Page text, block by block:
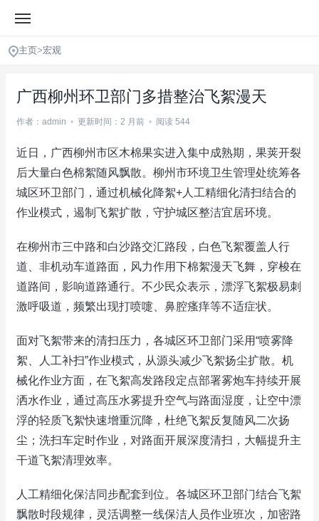
主页>宏观
广西柳州环卫部门多措整治飞絮漫天
作者：admin • 更新时间：2 月前 • 阅读 544
近日，广西柳州市区木棉果实进入集中成熟期，果荚开裂
后大量白色棉絮随风飘散。柳州市环境卫生管理处统筹各
城区环卫部门，通过机械化降絮+人工精细化清扫结合的
作业模式，遏制飞絮扩散，守护城区整洁宜居环境。
在柳州市三中路和白沙路交汇路段，白色飞絮覆盖人行
道、非机动车道路面，风力作用下棉絮漫天飞舞，穿梭在
道路间，影响道路通行。不少民众表示，漂浮飞絮极易刺
激呼吸道，频繁出现打喷嚏、鼻腔瘙痒等不适症状。
面对飞絮带来的清扫压力，各城区环卫部门采用“喷雾降
絮、人工补扫”作业模式，从源头减少飞絮扬尘扩散。机
械化作业方面，在飞絮高发路段定点部署雾炮车持续开展
洒水作业，通过高压水雾提升空气与路面湿度，让空中漂
浮的轻质飞絮快速增重沉降，杜绝飞絮反复随风二次扬
尘；洗扫车定时作业，对路面开展深度清扫，大幅提升主
干道飞絮清理效率。
人工精细化保洁同步配套到位。各城区环卫部门结合飞絮
飘散时段规律，灵活调整一线保洁人员作业班次，加密路